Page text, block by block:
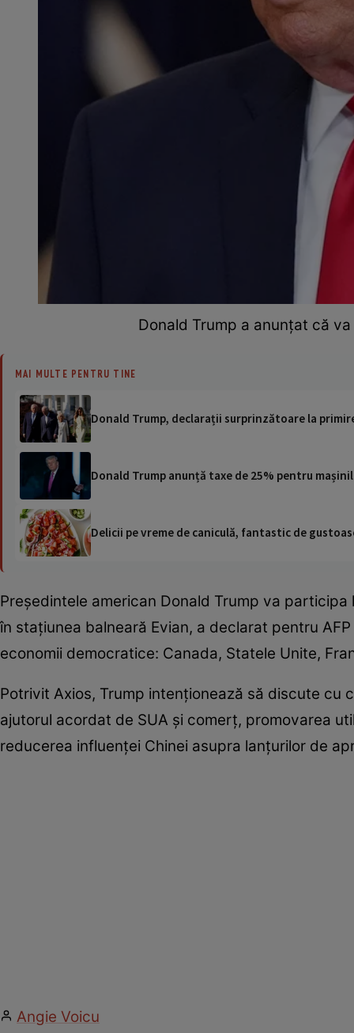
Donald Trump a anunțat că
MAI MULTE PENTRU TINE
Donald Trump, declarații surprinzătoare la
Donald Trump anunță taxe de 25% pentru
Delicii pe vreme de caniculă, fantastic de
Președintele american Donald Trump va
în stațiunea balneară Evian, a declarat pentru
economii democratice: Canada, Statele Unite,
Potrivit Axios, Trump intenționează să discute cu
ajutorul acordat de SUA și comerț, promovarea
reducerea influenței Chinei asupra lanțurilor de
Angie Voicu